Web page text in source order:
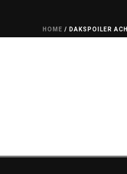
HOME / DAKSPOILER